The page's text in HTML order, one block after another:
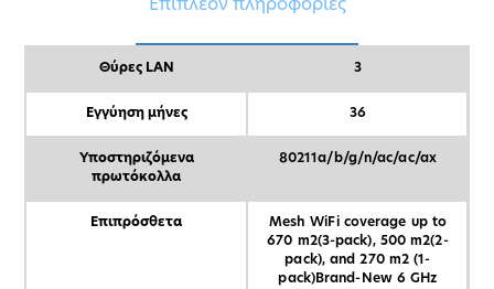
Επιπλέον πληροφορίες
Θύρες LAN 3
Εγγύηση μήνες 36
Υποστηριζόμενα
πρωτόκολλα
80211a/b/g/n/ac/ac/ax
Επιπρόσθετα
Mesh WiFi coverage up to
670 m2(3-pack), 500 m2(2-
pack), and 270 m2 (1-
pack)Brand-New 6 GHz